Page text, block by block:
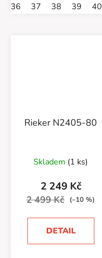
36 37 38 39 40
Rieker N2405-80
Skladem (1 ks)
2 249 Kč
2 499 Kč (–10 %)
DETAIL